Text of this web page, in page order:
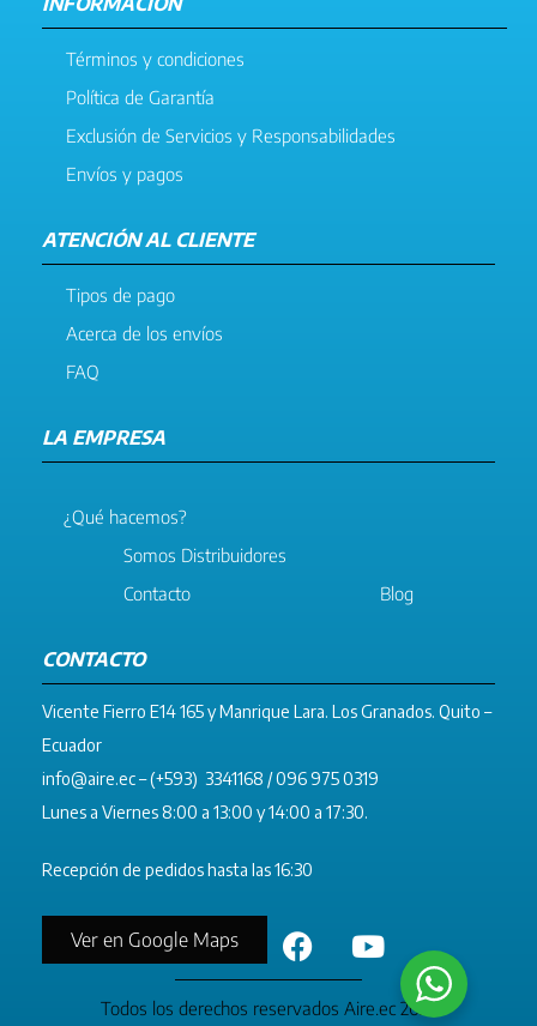
Términos y condiciones
Política de Garantía
Exclusión de Servicios y Responsabilidades
Envíos y pagos
ATENCIÓN AL CLIENTE
Tipos de pago
Acerca de los envíos
FAQ
LA EMPRESA
¿Qué hacemos?
Somos Distribuidores
Contacto
Blog
CONTACTO
Vicente Fierro E14 165 y Manrique Lara. Los Granados. Quito –
Ecuador
info@aire.ec– (+593) 3341168 / 096 975 0319
Lunes a Viernes 8:00 a 13:00 y 14:00 a 17:30.
Recepción de pedidos hasta las 16:30
Ver en Google Maps
Todos los derechos reservados Aire.ec 2023